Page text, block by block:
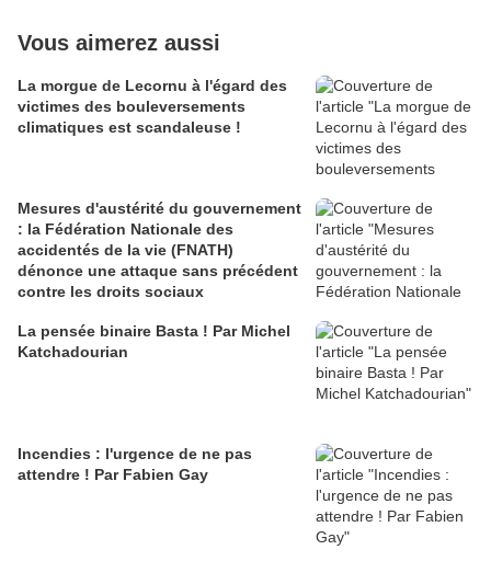
Vous aimerez aussi
La morgue de Lecornu à l'égard des
victimes des bouleversements
climatiques est scandaleuse !
Mesures d'austérité du gouvernement
: la Fédération Nationale des
accidentés de la vie (FNATH)
dénonce une attaque sans précédent
contre les droits sociaux
La pensée binaire Basta ! Par Michel
Katchadourian
Incendies : l'urgence de ne pas
attendre ! Par Fabien Gay